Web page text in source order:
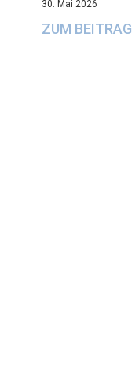
30. Mai 2026
ZUM BEITRAG